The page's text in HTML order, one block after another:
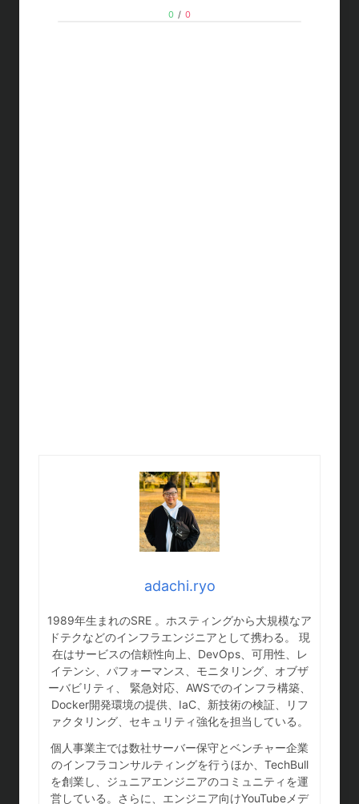
0 / 0
adachi.ryo
1989年生まれのSRE 。ホスティングから大規模なア
ドテクなどのインフラエンジニアとして携わる。 現
在はサービスの信頼性向上、DevOps、可用性、レ
イテンシ、パフォーマンス、モニタリング、オブザ
ーバビリティ、 緊急対応、AWSでのインフラ構築、
Docker開発環境の提供、IaC、新技術の検証、リフ
ァクタリング、セキュリティ強化を担当している。
個人事業主では数社サーバー保守とベンチャー企業
のインフラコンサルティングを行うほか、TechBull
を創業し、ジュニアエンジニアのコミュニティを運
営している。さらに、エンジニア向けYouTubeメデ